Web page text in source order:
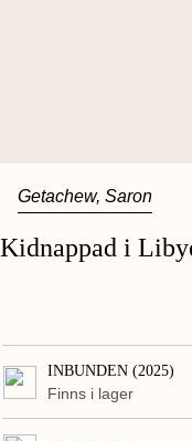
Getachew, Saron
Kidnappad i
INBUNDEN (2025)
Finns i lager